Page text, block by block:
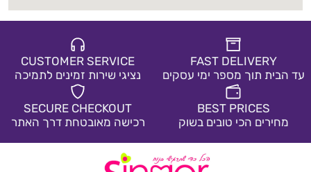
FAST DELIVERY
עד הבית תוך מספר ימי עסקים
CUSTOMER SERVICE
נציגי שירות זמינים לתמיכה
BEST PRICES
מחירים הכי טובים בשוק
SECURE CHECKOUT
רכישה מאובטחת דרך האתר